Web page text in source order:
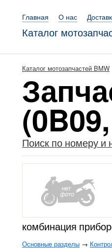
Главная О нас
Каталог
Каталог мотозапчастей BMW
Поиск по номеру и
комбинация
Основные разделы →